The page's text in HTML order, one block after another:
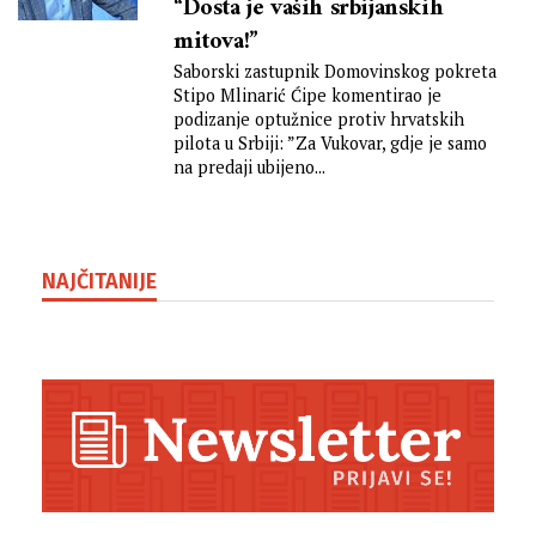
“Dosta je vaših srbijanskih
mitova!”
Saborski zastupnik Domovinskog pokreta
Stipo Mlinarić Ćipe komentirao je
podizanje optužnice protiv hrvatskih
pilota u Srbiji: ”Za Vukovar, gdje je samo
na predaji ubijeno...
NAJČITANIJE